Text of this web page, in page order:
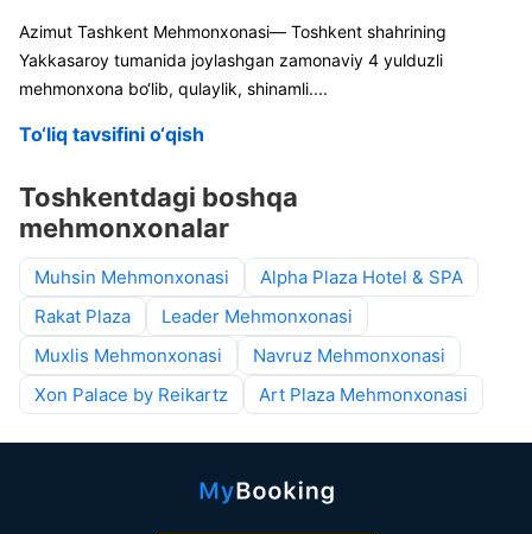
Azimut Tashkent Mehmonxonasi— Toshkent shahrining
Yakkasaroy tumanida joylashgan zamonaviy 4 yulduzli
mehmonxona bo‘lib, qulaylik, shinamli....
To‘liq tavsifini o‘qish
Toshkentdagi boshqa
mehmonxonalar
Muhsin Mehmonxonasi
Alpha Plaza Hotel & SPA
Rakat Plaza
Leader Mehmonxonasi
Muxlis Mehmonxonasi
Navruz Mehmonxonasi
Xon Palace by Reikartz
Art Plaza Mehmonxonasi